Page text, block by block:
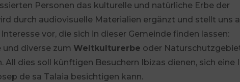
Personen das kulturelle und natürliche Erbe der
durch audiovisuelle Materialien ergänzt und stellt uns
vor, die sich in dieser Gemeinde finden lassen:
und diverse zum Weltkulturerbe oder
All dies soll künftigen Besuchern Ibizas dienen, sich eine
de sa Talaia besichtigen kann.